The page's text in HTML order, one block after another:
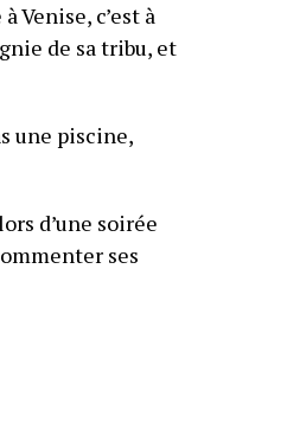
Venise, c’est à
de sa tribu, et
une piscine,
d’une soirée
ses